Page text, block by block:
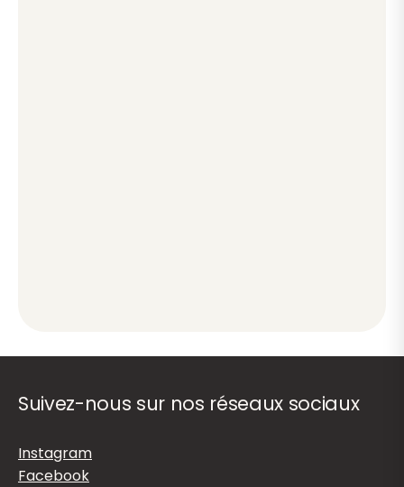
Suivez-nous sur nos réseaux sociaux
Instagram
Facebook